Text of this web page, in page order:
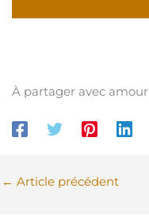
À partager avec amour
← Article précédent